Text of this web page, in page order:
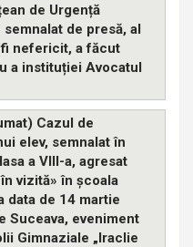
de Urgență
semnalat de presă, al
nefericit, a făcut
a instituției Avocatul
Cazul de
elev, semnalat în
a VIII-a, agresat
vizită» în școala
data de 14 martie
Suceava, eveniment
Gimnaziale „Iraclie